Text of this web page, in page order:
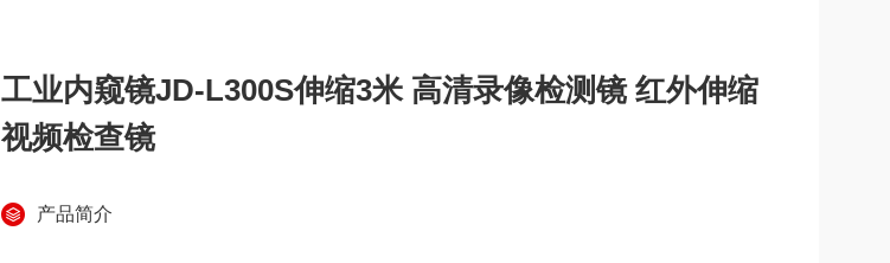
工业内窥镜JD-L300S伸缩3米 高清录像检测镜 红外伸缩
视频检查镜
产品简介